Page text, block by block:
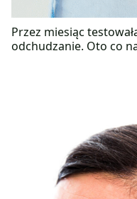
Przez miesiąc
odchudzanie. Oto co